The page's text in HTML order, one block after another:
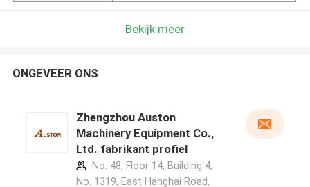
Bekijk meer
ONGEVEER ONS
Zhengzhou Auston
Machinery Equipment Co.,
Ltd. fabrikant profiel
No. 48, Floor 14, Building 4,
No. 1319, East Hanghai Road,